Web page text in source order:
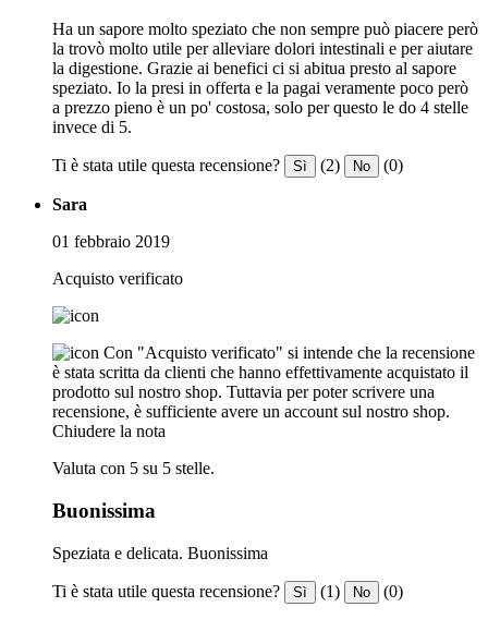
Ha un sapore molto speziato che non sempre può piacere però
la trovò molto utile per alleviare dolori intestinali e per aiutare
la digestione. Grazie ai benefici ci si abitua presto al sapore
speziato. Io la presi in offerta e la pagai veramente poco però
a prezzo pieno è un po' costosa, solo per questo le do 4 stelle
invece di 5.
Ti è stata utile questa recensione? Sì (2) No (0)
Sara
01 febbraio 2019
Acquisto verificato
Con "Acquisto verificato" si intende che la recensione
è stata scritta da clienti che hanno effettivamente acquistato il
prodotto sul nostro shop. Tuttavia per poter scrivere una
recensione, è sufficiente avere un account sul nostro shop.
Chiudere la nota
Valuta con 5 su 5 stelle.
Buonissima
Speziata e delicata. Buonissima
Ti è stata utile questa recensione? Sì (1) No (0)